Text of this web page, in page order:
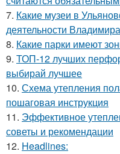
7. Какие музеи в
деятельности
8. Какие парки имеют
9. ТОП-12 лучших
выбирай лучшее
10. Схема утепления
пошаговая инструкция
11. Эффективное
советы и рекомендации
12. Headlines: